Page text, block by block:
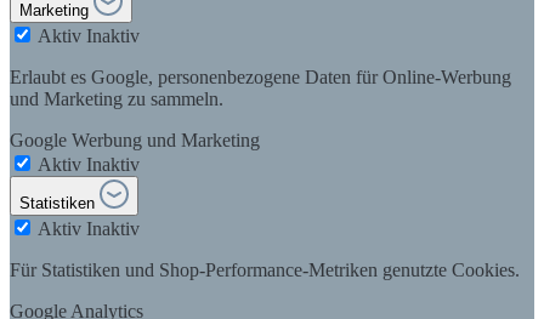
Marketing
Aktiv Inaktiv
Erlaubt es Google, personenbezogene Daten für Online-Werbung
und Marketing zu sammeln.
Google Werbung und Marketing
Aktiv Inaktiv
Statistiken
Aktiv Inaktiv
Für Statistiken und Shop-Performance-Metriken genutzte Cookies.
Google Analytics